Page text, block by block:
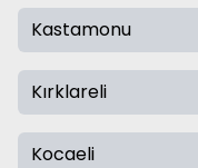
Kastamonu
Kırklareli
Kocaeli